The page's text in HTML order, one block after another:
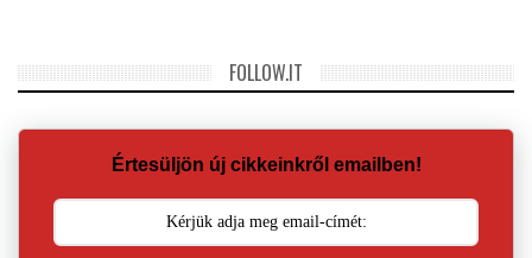
FOLLOW.IT
Értesüljön új cikkeinkről emailben!